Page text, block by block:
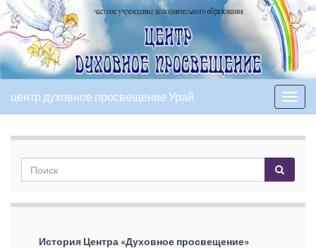
Вкл/
выкл
центр духовное просвещение Урай
История Центра «Духовное просвещение»